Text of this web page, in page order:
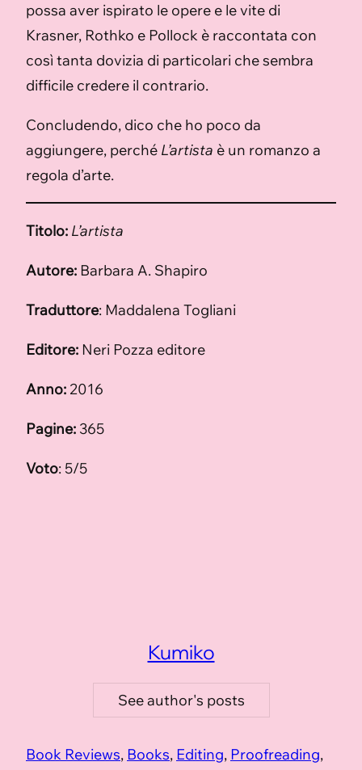
possa aver ispirato le opere e le vite di
Krasner, Rothko e Pollock è raccontata con
così tanta dovizia di particolari che sembra
difficile credere il contrario.
Concludendo, dico che ho poco da
aggiungere, perché L’artista è un romanzo a
regola d’arte.
Titolo: L’artista
Autore: Barbara A. Shapiro
Traduttore: Maddalena Togliani
Editore: Neri Pozza editore
Anno: 2016
Pagine: 365
Voto: 5/5
Kumiko
See author's posts
Book Reviews, Books, Editing, Proofreading